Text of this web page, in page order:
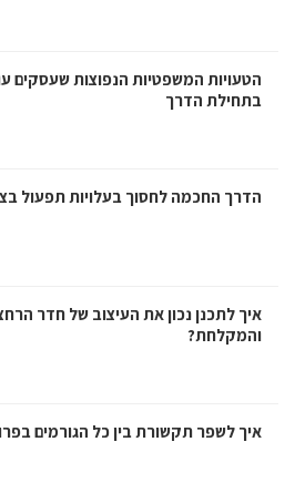
הטעויות המשפטיות הנפוצות שעסקים
בתחילת הדרך
הדרך החכמה לחסוך בעלויות תפעול
איך לתכנן נכון את העיצוב של חדר
והמקלחת?
איך לשפר תקשורת בין כל הגורמים